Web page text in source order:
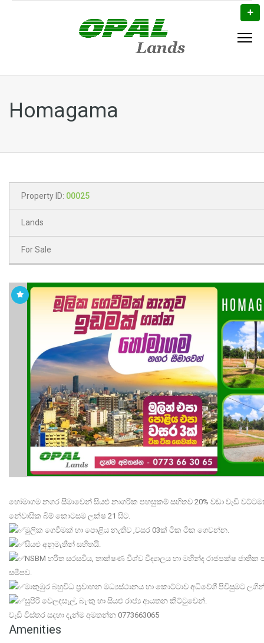
Homagama
Property ID: 00025
Lands
For Sale
හෝමාගම නගර සීමාවෙන් සියළු නාගරික පහසුකම් සහිතව 20% වඩා වැඩි
නේවාසික බිම් කොටසම ලක්ෂ 21 සිට.
මුලික ගෙවීමක් හා පොළිය නැතිව ,වසර 03ක් ටික ටික ගෙවන්න.
සියළු අනුමැතීන් සහිතයි.
NSBM හරිත සරසවිය, තාක්ෂණ විශ්ව විද්යාලය හා මහින්ද රාජපක්ෂ ජාතික
සමීපව.
මාකුඹුර බහුවිධ ප්රවාහන මධ්යස්ථානය හා කොට්ටාව අධිවේගී පිවිසුමට
සුපිරි වෙලදසැල්, බැංකු හා සියළු රාජ් ය ආයතන කිට්ටුවෙන්.
වැඩි විස්තර සදහා දැන්ම අමතන්න 0773663065
Amenities